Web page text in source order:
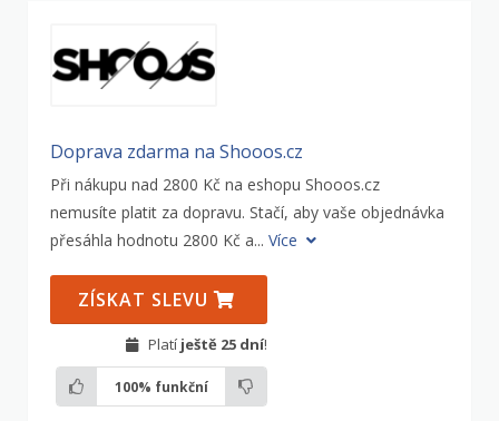
Doprava zdarma na Shooos.cz
Při nákupu nad 2800 Kč na eshopu Shooos.cz
nemusíte platit za dopravu. Stačí, aby vaše objednávka
přesáhla hodnotu 2800 Kč a... Více
ZÍSKAT SLEVU
Platí ještě 25 dní!
100% funkční